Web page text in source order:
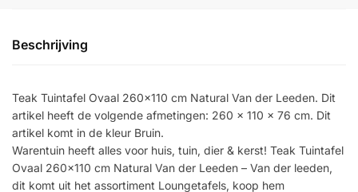
Beschrijving
Teak Tuintafel Ovaal 260×110 cm Natural Van der Leeden. Dit
artikel heeft de volgende afmetingen: 260 x 110 x 76 cm. Dit
artikel komt in de kleur Bruin.
Warentuin heeft alles voor huis, tuin, dier & kerst! Teak Tuintafel
Ovaal 260×110 cm Natural Van der Leeden – Van der leeden,
dit komt uit het assortiment Loungetafels, koop hem